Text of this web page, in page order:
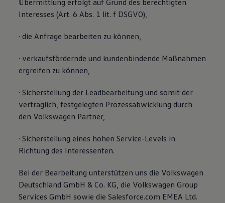
Übermittlung erfolgt auf Grund des berechtigten
Interesses (Art. 6 Abs. 1 lit. f DSGVO),
· die Anfrage bearbeiten zu können,
· verkaufsfördernde und kundenbindende Maßnahmen
ergreifen zu können,
· Sicherstellung der Leadbearbeitung und somit der
vertraglich, festgelegten Prozessabwicklung durch
den Volkswagen Partner,
· Sicherstellung eines hohen Service-Levels in
Richtung des Interessenten.
Bei der Bearbeitung unterstützen uns die Volkswagen
Deutschland GmbH & Co. KG, die Volkswagen Group
Services GmbH sowie die Salesforce.com EMEA Ltd.